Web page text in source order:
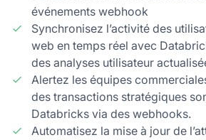
événements webhook
Synchronisez l’activité des
web en temps réel avec
des analyses utilisateur
Alertez les équipes
des transactions stratégiques
Databricks via des webhooks.
Automatisez la mise à jour de